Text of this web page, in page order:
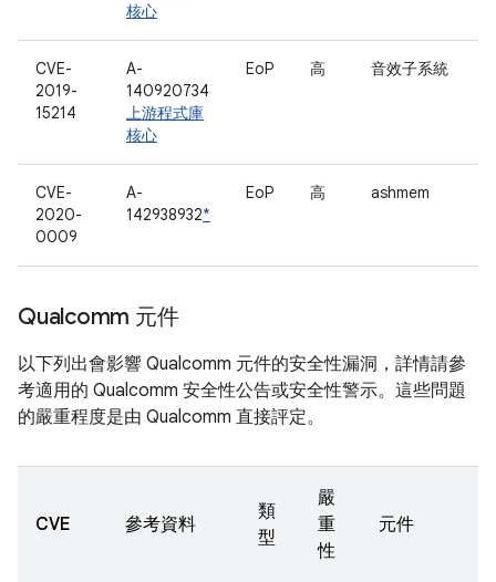
核心
CVE-
2019-
15214
A-
140920734
上游程式庫
核心
EoP 高 音效子系統
CVE-
2020-
0009
A-
142938932*
EoP 高 ashmem
Qualcomm 元件
以下列出會影響 Qualcomm 元件的安全性漏洞，詳情請參
考適用的 Qualcomm 安全性公告或安全性警示。這些問題
的嚴重程度是由 Qualcomm 直接評定。
CVE 參考資料
類
型
嚴
重
性
元件